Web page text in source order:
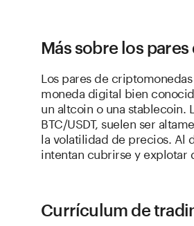
Más sobre los
Los pares de
moneda digital bien
un altcoin o una stablecoin.
BTC/USDT, suelen ser
la volatilidad de precios. Al
intentan cubrirse y explotar
Currículum de